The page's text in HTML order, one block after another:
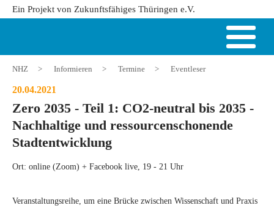
Ein Projekt von Zukunftsfähiges Thüringen e.V.
NHZ > Informieren > Termine > Eventleser
20.04.2021
Zero 2035 - Teil 1: CO2-neutral bis 2035 -
Nachhaltige und ressourcenschonende
Stadtentwicklung
Ort: online (Zoom) + Facebook live, 19 - 21 Uhr
Veranstaltungsreihe, um eine Brücke zwischen Wissenschaft und Praxis